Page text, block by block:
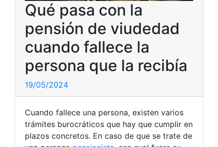
Qué pasa con la
pensión de viudedad
cuando fallece la
persona que la recibía
19/05/2024
Cuando fallece una persona, existen varios
trámites burocráticos que hay que cumplir en
plazos concretos. En caso de que se trate de